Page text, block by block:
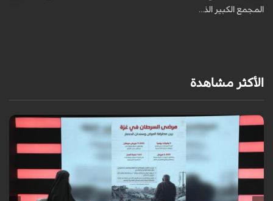
المجمع الكبير الذ...
الأكثر مشاهدة